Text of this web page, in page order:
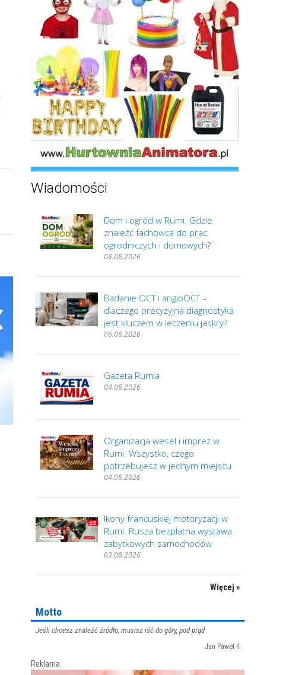
Wiadomości
Dom i ogród w Rumi. Gdzie
znaleźć fachowca do prac
ogrodniczych i domowych?
08.08.2026
Badanie OCT i angioOCT –
dlaczego precyzyjna diagnostyka
jest kluczem w leczeniu jaskry?
06.08.2026
Gazeta Rumia
04.08.2026
Organizacja wesel i imprez w
Rumi. Wszystko, czego
potrzebujesz w jednym miejscu
04.08.2026
Ikony francuskiej motoryzacji w
Rumi. Rusza bezpłatna wystawa
zabytkowych samochodów
03.08.2026
Więcej »
Motto
Jeśli chcesz znaleźć źródło, musisz iść do góry, pod prąd
Jan Paweł II
Reklama